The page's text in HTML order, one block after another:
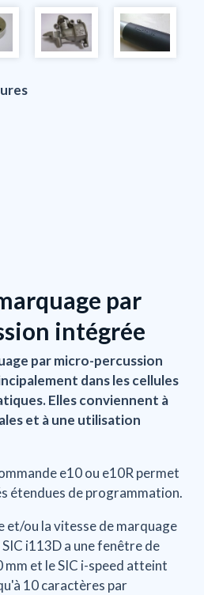
par
intégrée
par micro-percussion
dans les cellules
Elles conviennent à
et à une utilisation
e10 ou e10R permet
étendues de programmation.
et/ou la vitesse de marquage
i113D a une fenêtre de
et le SIC i-speed atteint
10 caractères par